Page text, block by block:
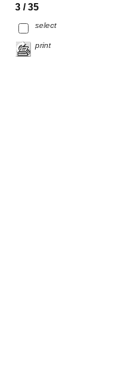
3 / 35
select
print